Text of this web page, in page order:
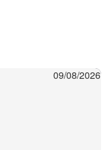
09/08/2026